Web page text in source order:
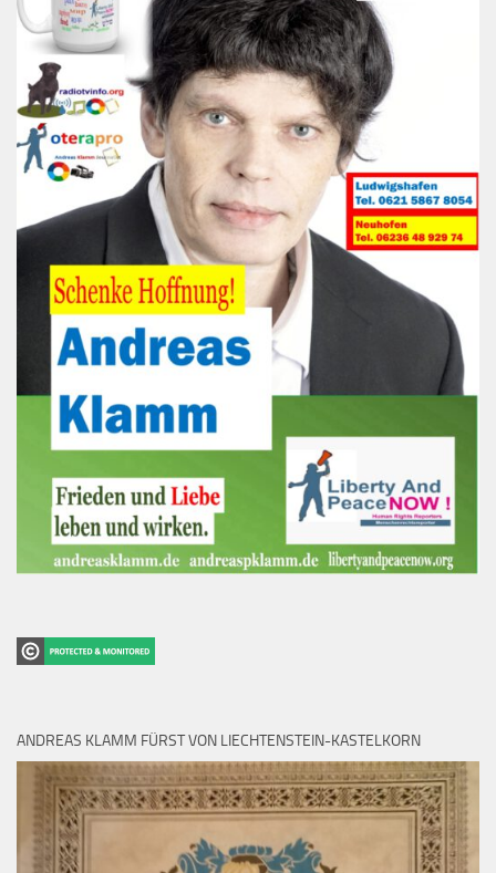
ANDREAS KLAMM FÜRST VON LIECHTENSTEIN-KASTELKORN